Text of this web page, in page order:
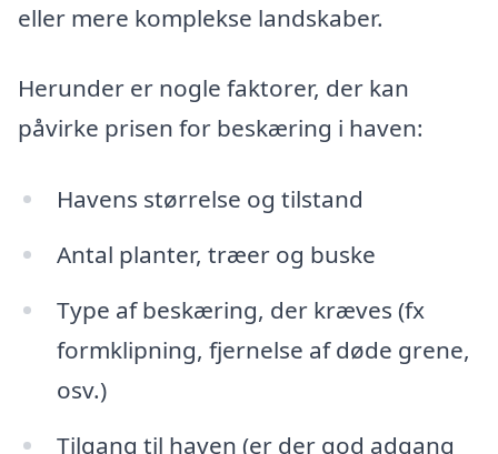
eller mere komplekse landskaber.
Herunder er nogle faktorer, der kan
påvirke prisen for beskæring i haven:
Havens størrelse og tilstand
Antal planter, træer og buske
Type af beskæring, der kræves (fx
formklipning, fjernelse af døde grene,
osv.)
Tilgang til haven (er der god adgang